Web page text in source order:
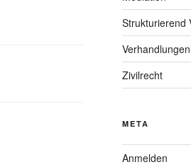
Strukturierend
Verhandlungen
Zivilrecht
META
Anmelden